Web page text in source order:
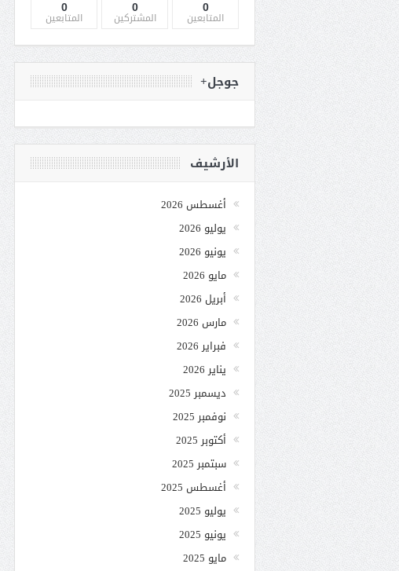
0
المتابعين
0
المشتركين
0
المتابعين
جوجل+
الأرشيف
أغسطس 2026
يوليو 2026
يونيو 2026
مايو 2026
أبريل 2026
مارس 2026
فبراير 2026
يناير 2026
ديسمبر 2025
نوفمبر 2025
أكتوبر 2025
سبتمبر 2025
أغسطس 2025
يوليو 2025
يونيو 2025
مايو 2025